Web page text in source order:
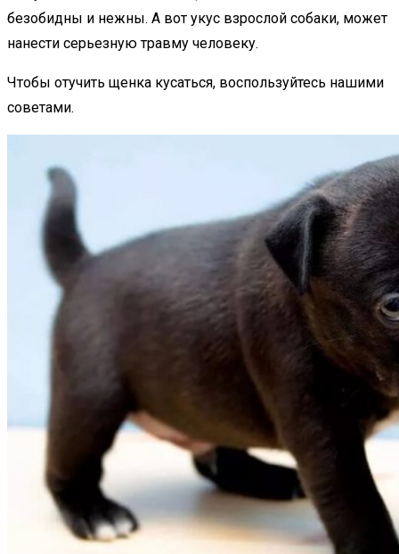
безобидны и нежны. А вот укус взрослой собаки, может
нанести серьезную травму человеку.
Чтобы отучить щенка кусаться, воспользуйтесь нашими
советами.